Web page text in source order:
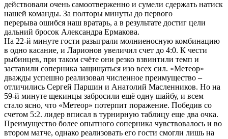
действовали очень самоотверженно и сумели сдержать натиск
нашей команды. За полторы минуты до первого
перерыва ошибся наш вратарь, а в результате достиг цели
дальний бросок Александра Ермакова.
На 22-й минуте гости разыграли молниеносную комбинацию
в одно касание, и Ларионов увеличил счет до 4:0. К чести
рыбинцев, при таком счёте они резко взвинтили темп и
заставили соперника защищаться изо всех сил. «Метеор»
дважды успешно реализовал численное преимущество –
отличились Сергей Паршин и Анатолий Масленников. Но на
59-й минуте щекинцы забросили ещё одну шайбу, и всем
стало ясно, что «Метеор» потерпит поражение. Победив со
счетом 5:2. лидер вписал в турнирную таблицу еще два очка.
Преимущество более опытного соперника чувствовалось и во
втором матче, однако реализовать его гости смогли лишь на